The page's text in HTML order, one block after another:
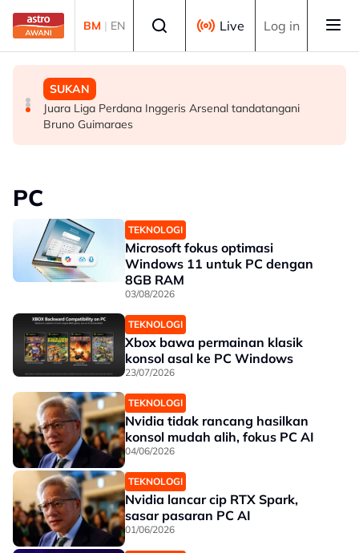
Skip to main content
BM | EN Live Log in
DUNIA
Ribuan penduduk dipindahkan akibat kebakaran hutan
besar di Kanada
DUNIA
AS tawar bantuan keselamatan AS$1 bilion kepada
presiden baharu Colombia
SUKAN
Juara Liga Perdana Inggeris Arsenal tandatangani
Bruno Guimaraes
PC
TEKNOLOGI
Microsoft fokus optimasi
Windows 11 untuk PC dengan
8GB RAM
03/08/2026
TEKNOLOGI
Xbox bawa permainan klasik
konsol asal ke PC Windows
23/07/2026
TEKNOLOGI
Nvidia tidak rancang hasilkan
konsol mudah alih, fokus PC AI
04/06/2026
TEKNOLOGI
Nvidia lancar cip RTX Spark,
sasar pasaran PC AI
01/06/2026